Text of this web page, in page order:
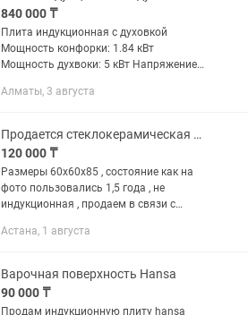
840 000 ₸
Плита индукционная с духовкой
Мощность конфорки: 1.84 кВт
Мощность духвоки: 5 кВт Напряжение:
10208801120 мм Гарантия 12 месяцев
по...
Алматы, 3 августа
Продается стеклокерамическая плита BOSCH
120 000 ₸
Размеры 60х60х85 , состояние как на
фото пользовались 1,5 года , не
индукционная , продаем в связи с
редко все в наличии , 2 противня ,
Астана, 1 августа
Варочная поверхность Hansa
90 000 ₸
Продам индукционную плиту hansa